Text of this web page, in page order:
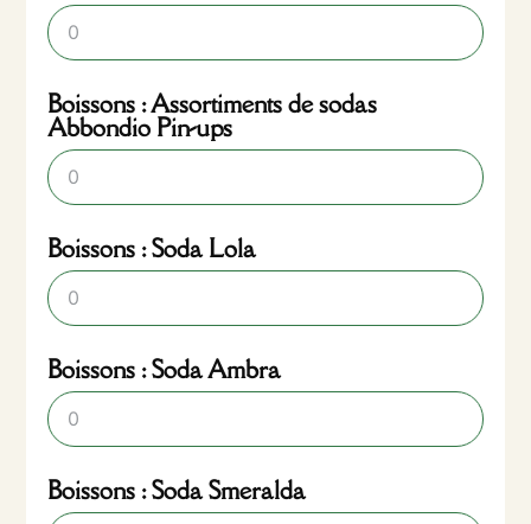
Boissons : Assortiments de sodas
Abbondio Pin-ups
Boissons : Soda Lola
Boissons : Soda Ambra
Boissons : Soda Smeralda